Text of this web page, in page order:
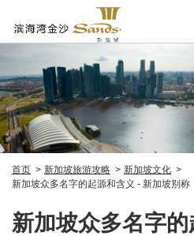
首页 新加坡旅游攻略
新加坡文化
新加坡众多名字的起源和含义 - 新加坡别称
新加坡众多名字的